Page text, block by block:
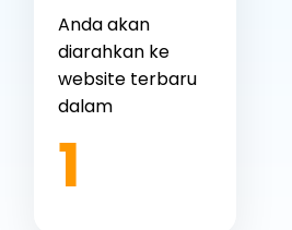
Anda akan
diarahkan ke
website terbaru
dalam
1